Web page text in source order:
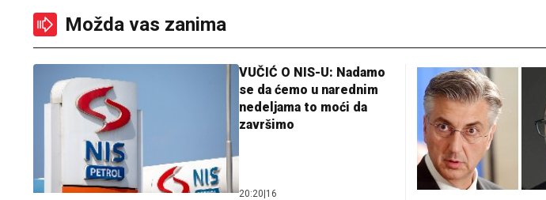
Možda vas zanima
VUČIĆ O NIS-U: Nadamo
se da ćemo u narednim
nedeljama to moći da
završimo
20:20 16